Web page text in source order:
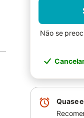
Não se
Quase